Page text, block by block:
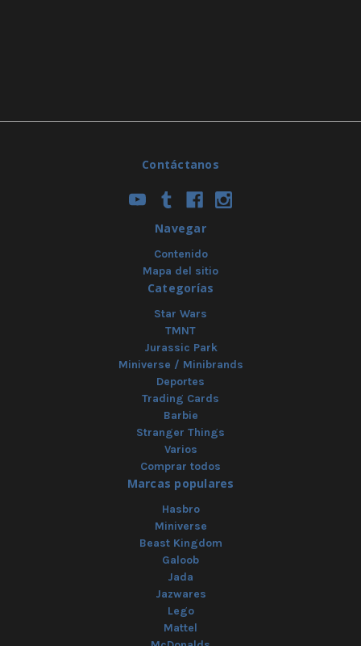
Contáctanos
Navegar
Contenido
Mapa del sitio
Categorías
Star Wars
TMNT
Jurassic Park
Miniverse / Minibrands
Deportes
Trading Cards
Barbie
Stranger Things
Varios
Comprar todos
Marcas populares
Hasbro
Miniverse
Beast Kingdom
Galoob
Jada
Jazwares
Lego
Mattel